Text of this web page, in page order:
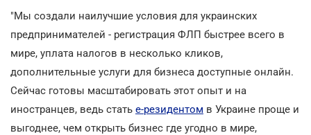
"Мы создали наилучшие условия для украинских
предпринимателей - регистрация ФЛП быстрее всего в
мире, уплата налогов в несколько кликов,
дополнительные услуги для бизнеса доступные онлайн.
Сейчас готовы масштабировать этот опыт и на
иностранцев, ведь стать е-резидентом в Украине проще и
выгоднее, чем открыть бизнес где угодно в мире,